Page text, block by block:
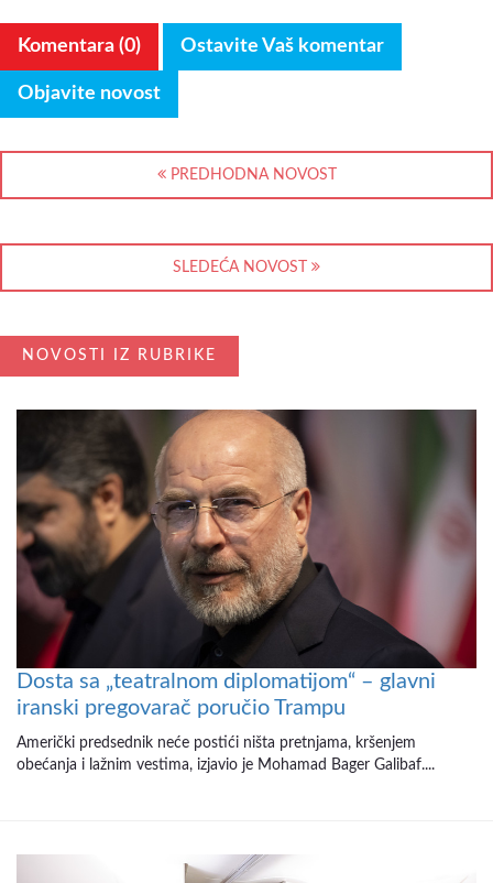
Komentara (0) Ostavite Vaš komentar
Objavite novost
PREDHODNA NOVOST
SLEDEĆA NOVOST
NOVOSTI IZ RUBRIKE
Dosta sa „teatralnom diplomatijom“ – glavni
iranski pregovarač poručio Trampu
Američki predsednik neće postići ništa pretnjama, kršenjem
obećanja i lažnim vestima, izjavio je Mohamad Bager Galibaf....